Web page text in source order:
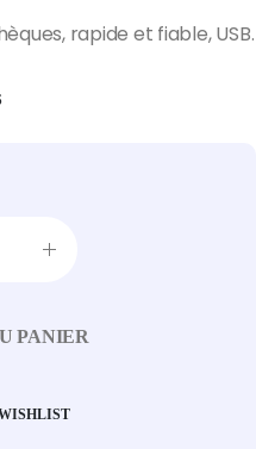
rapide et fiable, USB.
PANIER